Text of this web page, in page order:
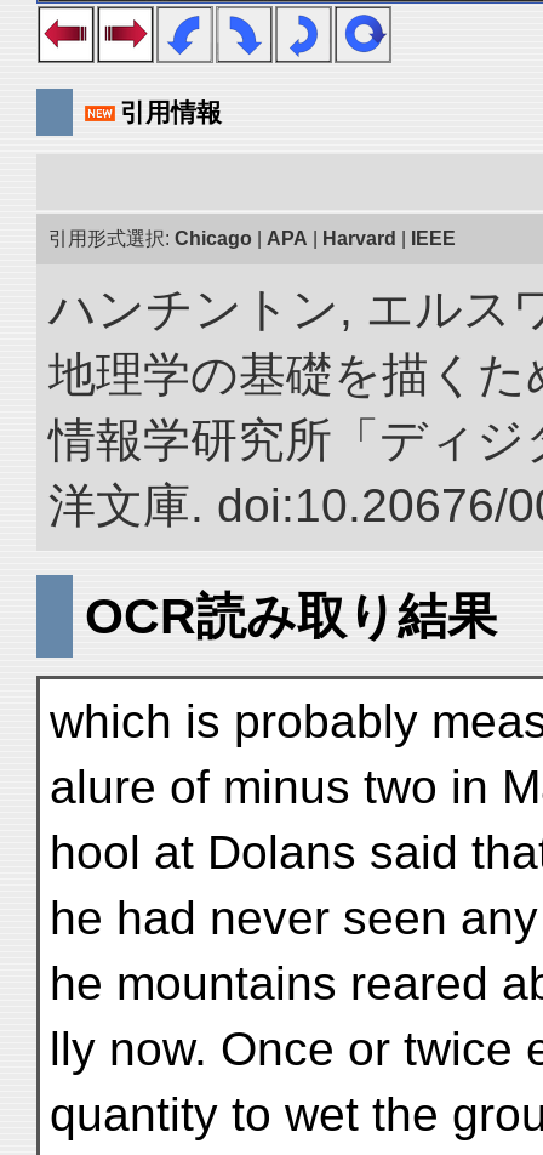
引用情報
引用形式選択: Chicago APA Harvard IEEE
ハンチントン, エルス
地理学の基礎を描くた
情報学研究所「ディ
洋文庫. doi:10.20676/
OCR読み取り結果
which is probably
alure of minus two in
hool at Dolans said
he had never seen
he mountains reared
lly now. Once or twice
quantity to wet the